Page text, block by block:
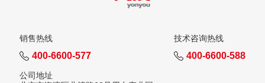
销售热线
400-6600-577
技术咨询热线
400-6600-588
公司地址